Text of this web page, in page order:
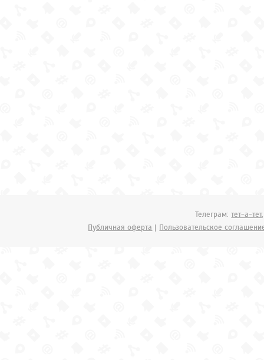
Телеграм:тет-а-тет
Публичная оферта | Пользовательское